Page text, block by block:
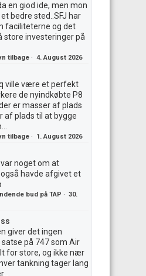
en giod ide, men mon
et bedre sted..SFJ har
faciliteterne og det
store investeringer på
tilbage · 4. August 2026
ville være et perfekt
de nyindkøbte P8
er masser af plads
af plads til at bygge
tilbage · 1. August 2026
noget om at
også havde afgivet et
bud på TAP · 30.
giver det ingen
på 747 som Air
for store, og ikke nær
tankning tager lang